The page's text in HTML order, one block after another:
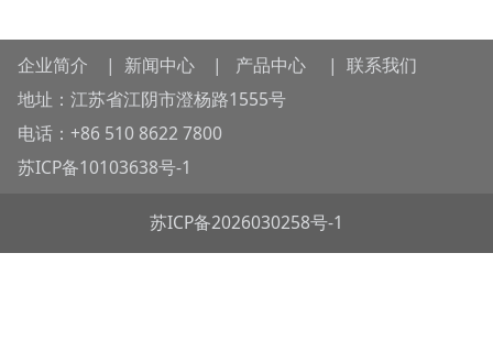
企业简介 | 新闻中心 | 产品中心 | 联系我们
地址：江苏省江阴市澄杨路1555号
电话：+86 510 8622 7800
苏ICP备10103638号-1
苏ICP备2026030258号-1